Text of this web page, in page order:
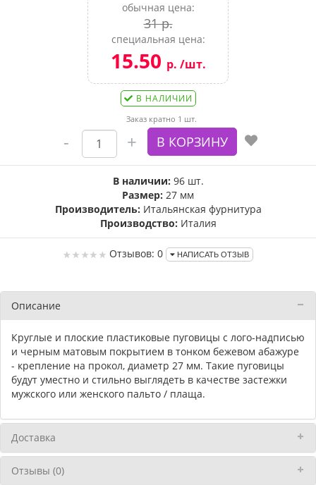
обычная цена:
31 р.
специальная цена:
15.50 р. /шт.
В НАЛИЧИИ
Заказ кратно 1 шт.
В наличии: 96 шт.
Размер: 27 мм
Производитель: Итальянская фурнитура
Производство: Италия
Отзывов: 0 НАПИСАТЬ ОТЗЫВ
Описание
Круглые и плоские пластиковые пуговицы с лого-надписью
и черным матовым покрытием в тонком бежевом абажуре
- крепление на прокол, диаметр 27 мм. Такие пуговицы
будут уместно и стильно выглядеть в качестве застежки
мужского или женского пальто / плаща.
Доставка
Отзывы (0)